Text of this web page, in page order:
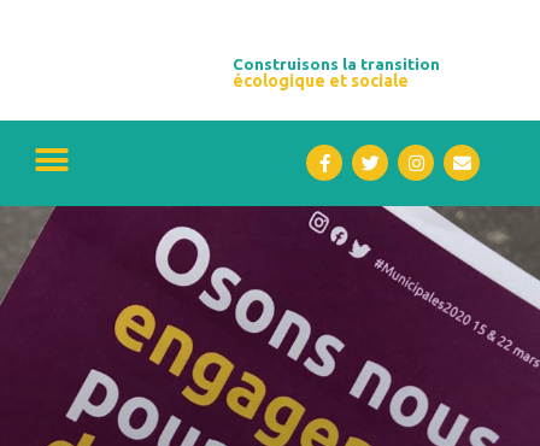
Construisons la transition
écologique et sociale​